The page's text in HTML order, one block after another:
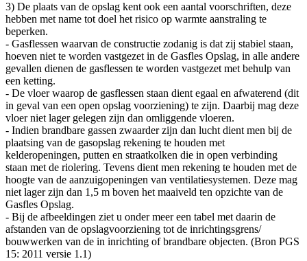
3) De plaats van de opslag kent ook een aantal voorschriften, deze
hebben met name tot doel het risico op warmte aanstraling te
beperken.
- Gasflessen waarvan de constructie zodanig is dat zij stabiel staan,
hoeven niet te worden vastgezet in de Gasfles Opslag, in alle andere
gevallen dienen de gasflessen te worden vastgezet met behulp van
een ketting.
- De vloer waarop de gasflessen staan dient egaal en afwaterend (dit
in geval van een open opslag voorziening) te zijn. Daarbij mag deze
vloer niet lager gelegen zijn dan omliggende vloeren.
- Indien brandbare gassen zwaarder zijn dan lucht dient men bij de
plaatsing van de gasopslag rekening te houden met
kelderopeningen, putten en straatkolken die in open verbinding
staan met de riolering. Tevens dient men rekening te houden met de
hoogte van de aanzuigopeningen van ventilatiesystemen. Deze mag
niet lager zijn dan 1,5 m boven het maaiveld ten opzichte van de
Gasfles Opslag.
- Bij de afbeeldingen ziet u onder meer een tabel met daarin de
afstanden van de opslagvoorziening tot de inrichtingsgrens/
bouwwerken van de in inrichting of brandbare objecten. (Bron PGS
15: 2011 versie 1.1)